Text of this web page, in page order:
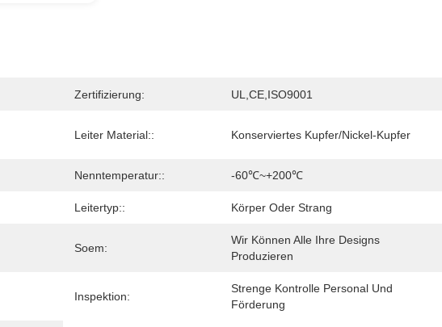
Zertifizierung: UL,CE,ISO9001
Leiter Material:: Konserviertes Kupfer/Nickel-Kupfer
Nenntemperatur:: -60℃~+200℃
Leitertyp:: Körper Oder Strang
Soem:
Wir Können Alle Ihre Designs
Produzieren
Inspektion:
Strenge Kontrolle Personal Und
Förderung